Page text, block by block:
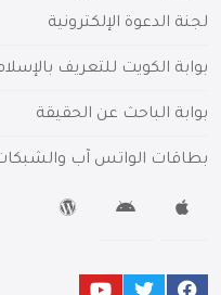
لجنة الدعوة الإلكترونية
بوابة الكويت للتعريف
بوابة الباحث عن الحقيقة
بطاقات الواتس آب والشبكات